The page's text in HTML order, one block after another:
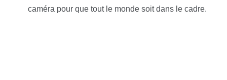
caméra pour que tout le monde soit dans le cadre.